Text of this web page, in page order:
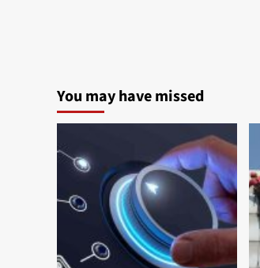
You may have missed